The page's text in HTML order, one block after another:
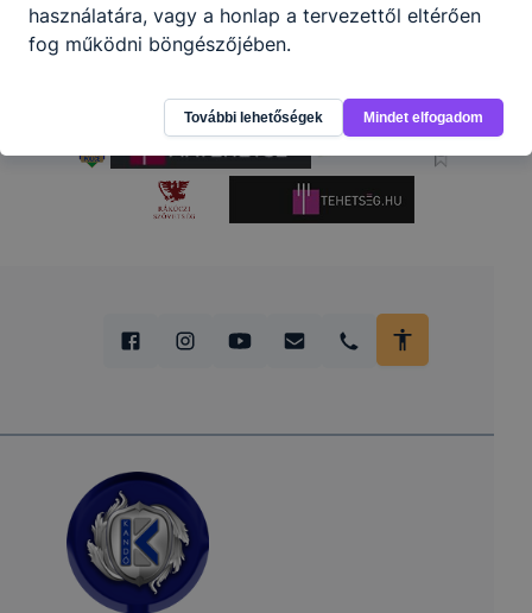
használatára, vagy a honlap a tervezettől eltérően
fog működni böngészőjében.
További lehetőségek Mindet elfogadom